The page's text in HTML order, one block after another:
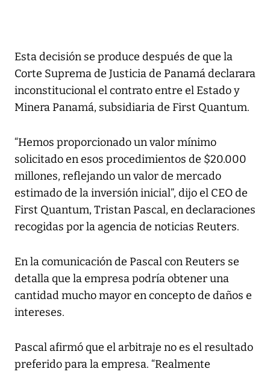
Esta decisión se produce después de que la
Corte Suprema de Justicia de Panamá declarara
inconstitucional el contrato entre el Estado y
Minera Panamá, subsidiaria de First Quantum.
“Hemos proporcionado un valor mínimo
solicitado en esos procedimientos de $20.000
millones, reflejando un valor de mercado
estimado de la inversión inicial”, dijo el CEO de
First Quantum, Tristan Pascal, en declaraciones
recogidas por la agencia de noticias Reuters.
En la comunicación de Pascal con Reuters se
detalla que la empresa podría obtener una
cantidad mucho mayor en concepto de daños e
intereses.
Pascal afirmó que el arbitraje no es el resultado
preferido para la empresa. “Realmente